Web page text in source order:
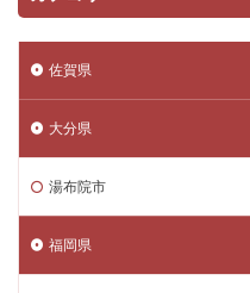
佐賀県
大分県
湯布院市
福岡県